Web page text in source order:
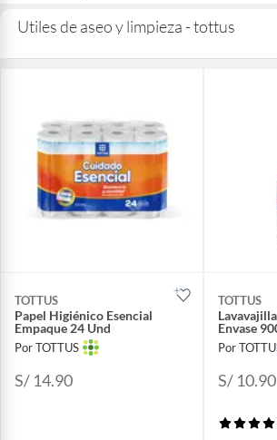
Utiles de aseo y limpieza - tottus
TOTTUS
Papel Higiénico Esencial
Empaque 24 Und
Por TOTTUS
S/ 14.90
TOTTUS
Envase
Por
S/ 10.90